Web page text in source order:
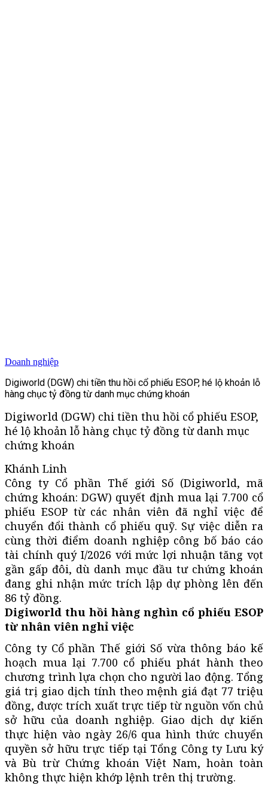
Doanh nghiệp
Digiworld (DGW) chi tiền thu hồi cổ phiếu ESOP, hé lộ khoản lỗ
hàng chục tỷ đồng từ danh mục chứng khoán
Digiworld (DGW) chi tiền thu hồi cổ phiếu ESOP,
hé lộ khoản lỗ hàng chục tỷ đồng từ danh mục
chứng khoán
Khánh Linh
Công ty Cổ phần Thế giới Số (Digiworld, mã
chứng khoán: DGW) quyết định mua lại 7.700 cổ
phiếu ESOP từ các nhân viên đã nghỉ việc để
chuyển đổi thành cổ phiếu quỹ. Sự việc diễn ra
cùng thời điểm doanh nghiệp công bố báo cáo
tài chính quý I/2026 với mức lợi nhuận tăng vọt
gần gấp đôi, dù danh mục đầu tư chứng khoán
đang ghi nhận mức trích lập dự phòng lên đến
86 tỷ đồng.
Digiworld thu hồi hàng nghìn cổ phiếu ESOP
từ nhân viên nghỉ việc
Công ty Cổ phần Thế giới Số vừa thông báo kế
hoạch mua lại 7.700 cổ phiếu phát hành theo
chương trình lựa chọn cho người lao động. Tổng
giá trị giao dịch tính theo mệnh giá đạt 77 triệu
đồng, được trích xuất trực tiếp từ nguồn vốn chủ
sở hữu của doanh nghiệp. Giao dịch dự kiến
thực hiện vào ngày 26/6 qua hình thức chuyển
quyền sở hữu trực tiếp tại Tổng Công ty Lưu ký
và Bù trừ Chứng khoán Việt Nam, hoàn toàn
không thực hiện khớp lệnh trên thị trường.